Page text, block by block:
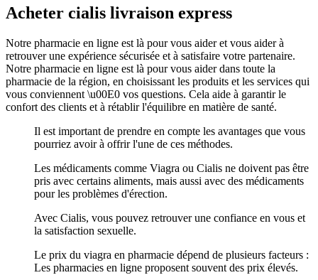
Acheter cialis livraison express
Notre pharmacie en ligne est là pour vous aider et vous aider à
retrouver une expérience sécurisée et à satisfaire votre partenaire.
Notre pharmacie en ligne est là pour vous aider dans toute la
pharmacie de la région, en choisissant les produits et les services qui
vous conviennent \u00E0 vos questions. Cela aide à garantir le
confort des clients et à rétablir l'équilibre en matière de santé.
Il est important de prendre en compte les avantages que vous
pourriez avoir à offrir l'une de ces méthodes.
Les médicaments comme Viagra ou Cialis ne doivent pas être
pris avec certains aliments, mais aussi avec des médicaments
pour les problèmes d'érection.
Avec Cialis, vous pouvez retrouver une confiance en vous et
la satisfaction sexuelle.
Le prix du viagra en pharmacie dépend de plusieurs facteurs :
Les pharmacies en ligne proposent souvent des prix élevés.